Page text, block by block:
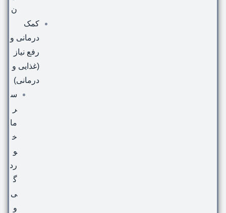
ن
کمک
درمانی و
رفع نیاز
(غذایی و
درمانی)
س
ر
ما
خ
و
رد
گ
ی
و